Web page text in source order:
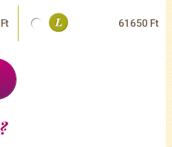
61650 Ft